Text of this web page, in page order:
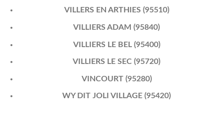
VILLERS EN ARTHIES (95510)
VILLIERS ADAM (95840)
VILLIERS LE BEL (95400)
VILLIERS LE SEC (95720)
VINCOURT (95280)
WY DIT JOLI VILLAGE (95420)